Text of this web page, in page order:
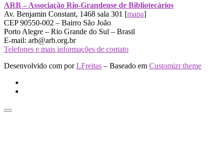
ARB – Associação Rio-Grandense de Bibliotecários
Av. Benjamin Constant, 1468 sala 301 [mapa]
CEP 90550-002 – Bairro São João
Porto Alegre – Rio Grande do Sul – Brasil
E-mail: arb@arb.org.br
Telefones e mais informações de contato
Desenvolvido com porLFreitas – Baseado em Customizr theme